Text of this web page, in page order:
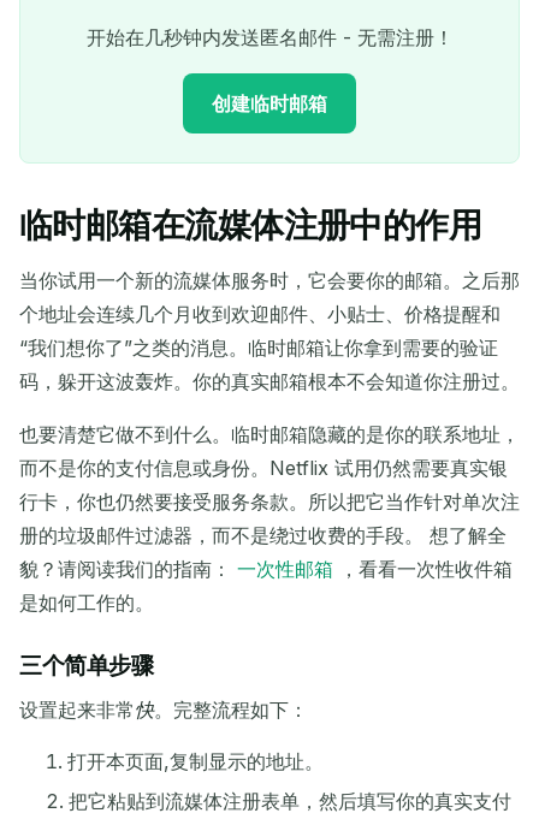
开始在几秒钟内发送匿名邮件 - 无需注册！
创建临时邮箱
您的临时电子邮件地址：
复制 二维码
删除选定项 更改电子邮件 刷新
下次刷新在
临时邮箱在流媒体注册中的作用
当你试用一个新的流媒体服务时，它会要你的邮箱。之后那
个地址会连续几个月收到欢迎邮件、小贴士、价格提醒和
“我们想你了”之类的消息。临时邮箱让你拿到需要的验证
码，躲开这波轰炸。你的真实邮箱根本不会知道你注册过。
也要清楚它做不到什么。临时邮箱隐藏的是你的联系地址，
而不是你的支付信息或身份。Netflix 试用仍然需要真实银
行卡，你也仍然要接受服务条款。所以把它当作针对单次注
册的垃圾邮件过滤器，而不是绕过收费的手段。 想了解全
貌？请阅读我们的指南： 一次性邮箱 ，看看一次性收件箱
是如何工作的。
三个简单步骤
设置起来非常快。完整流程如下：
打开本页面,复制显示的地址。
把它粘贴到流媒体注册表单，然后填写你的真实支付